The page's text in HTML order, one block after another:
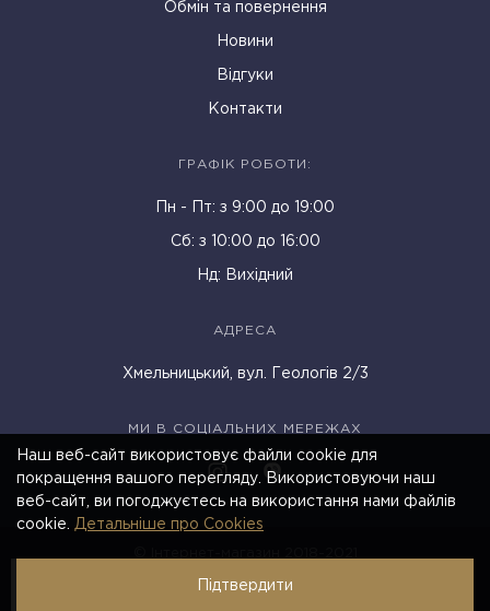
Обмін та повернення
Новини
Відгуки
Контакти
ГРАФІК РОБОТИ:
Пн - Пт: з 9:00 до 19:00
Cб: з 10:00 до 16:00
Нд: Вихідний
АДРЕСА
Хмельницький, вул. Геологів 2/3
МИ В СОЦІАЛЬНИХ МЕРЕЖАХ
Наш веб-сайт використовує файли cookie для
покращення вашого перегляду. Використовуючи наш
веб-сайт, ви погоджуєтесь на використання нами файлів
cookie. Детальніше про Cookies
Підтвердити